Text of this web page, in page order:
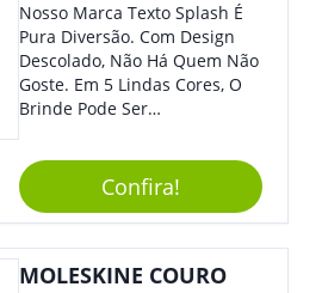
Nosso Marca Texto Splash É
Pura Diversão. Com Design
Descolado, Não Há Quem Não
Goste. Em 5 Lindas Cores, O
Brinde Pode Ser
Marca, Demais, Não É? Não
Perca Essa Chance E Ofereça
A Seus Clientes E
Colaboradores.
Confira!
MOLESKINE COURO